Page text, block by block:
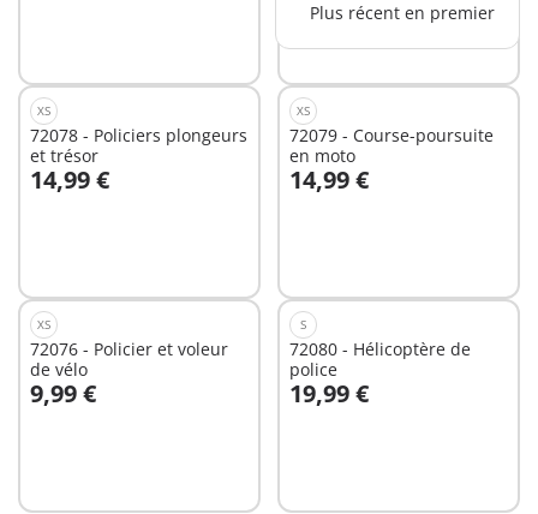
Plus récent en premier
XS
72078 - Policiers plongeurs
et trésor
14,99 €
Au panier
XS
72079 - Course-poursuite
en moto
14,99 €
Au panier
XS
72076 - Policier et voleur
de vélo
9,99 €
Au panier
S
72080 - Hélicoptère de
police
19,99 €